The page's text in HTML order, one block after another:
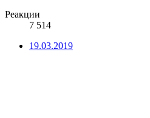
Реакции
7 514
19.03.2019